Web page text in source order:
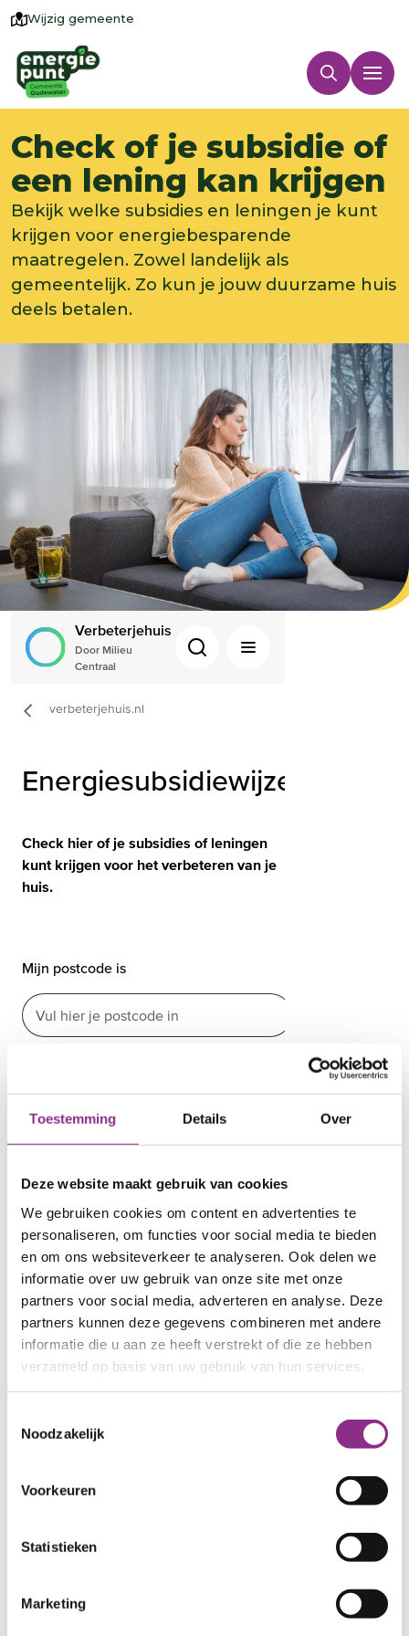
Toestemming Details Over
Deze website maakt gebruik van cookies
We gebruiken cookies om content en advertenties te
personaliseren, om functies voor social media te bieden
en om ons websiteverkeer te analyseren. Ook delen we
informatie over uw gebruik van onze site met onze
partners voor social media, adverteren en analyse. Deze
partners kunnen deze gegevens combineren met andere
informatie die u aan ze heeft verstrekt of die ze hebben
verzameld op basis van uw gebruik van hun services.
Noodzakelijk
Voorkeuren
Statistieken
Marketing
Wijzig gemeente
Check of je subsidie of
een lening kan krijgen
Bekijk welke subsidies en leningen je kunt
krijgen voor energiebesparende
maatregelen. Zowel landelijk als
gemeentelijk. Zo kun je jouw duurzame huis
deels betalen.